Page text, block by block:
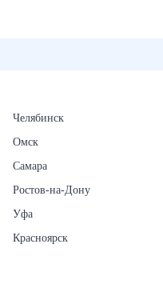
Челябинск
Омск
Самара
Ростов-на-Дону
Уфа
Красноярск